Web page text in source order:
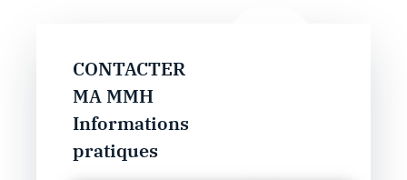
CONTACTER
MA MMH
Informations
pratiques